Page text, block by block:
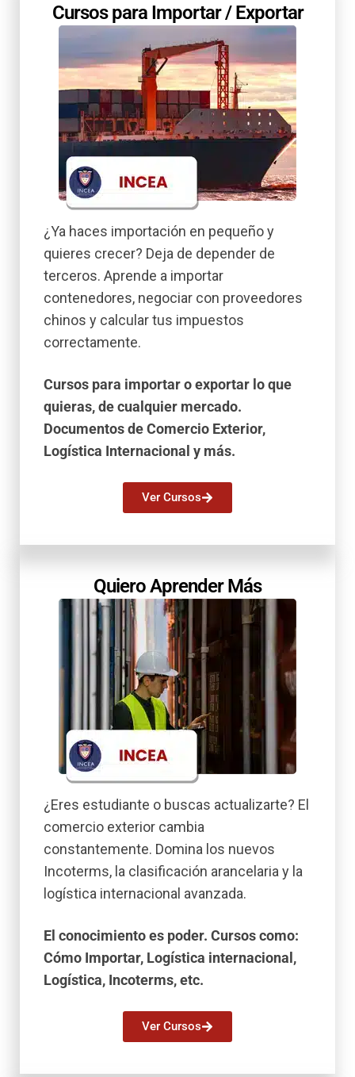
Cursos para Importar / Exportar
¿Ya haces importación en pequeño y
quieres crecer? Deja de depender de
terceros. Aprende a importar
contenedores, negociar con proveedores
chinos y calcular tus impuestos
correctamente.
Cursos para importar o exportar lo que
quieras, de cualquier mercado.
Documentos de Comercio Exterior,
Logística Internacional y más.
Ver Cursos
Quiero Aprender Más
¿Eres estudiante o buscas actualizarte? El
comercio exterior cambia
constantemente. Domina los nuevos
Incoterms, la clasificación arancelaria y la
logística internacional avanzada.
El conocimiento es poder. Cursos como:
Cómo Importar, Logística internacional,
Logística, Incoterms, etc.
Ver Cursos